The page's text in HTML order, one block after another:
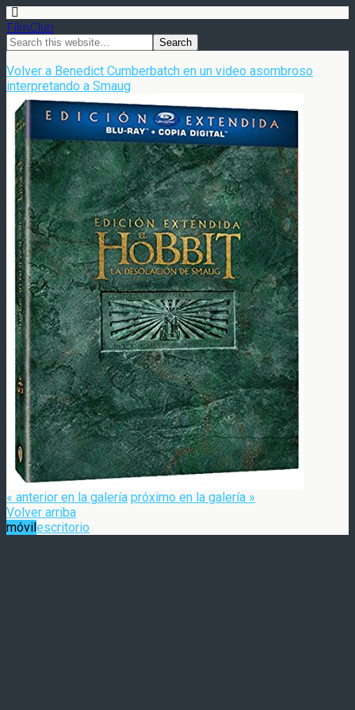
FilmClub
Volver a Benedict Cumberbatch en un video asombroso
interpretando a Smaug
« anterior en la galería próximo en la galería »
Volver arriba
móvilescritorio